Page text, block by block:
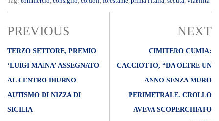
PREVIOUS
TERZO SETTORE, PREMIO
‘LUIGI MAINA’ ASSEGNATO
AL CENTRO DIURNO
AUTISMO DI NIZZA DI
SICILIA
NEXT
CIMITERO CUMIA:
CACCIOTTO, “DA OLTRE UN
ANNO SENZA MURO
PERIMETRALE. CROLLO
AVEVA SCOPERCHIATO